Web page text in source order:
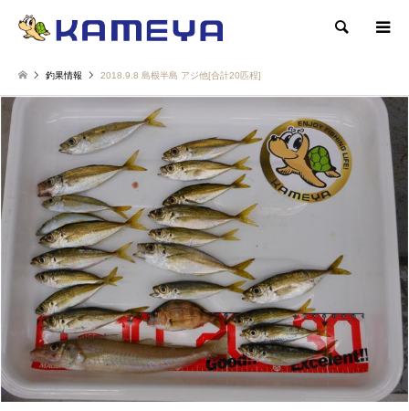
検索
釣果情報 2018.9.8 島根半島 アジ他[合計20匹程]